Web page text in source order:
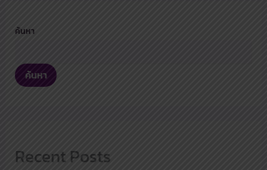
ค้นหา
ค้นหา
Recent Posts